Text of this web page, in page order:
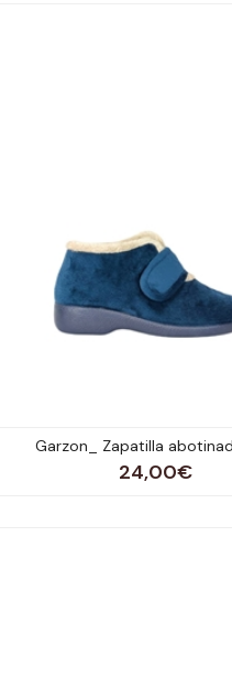
Garzon_ Zapatilla
24,00€